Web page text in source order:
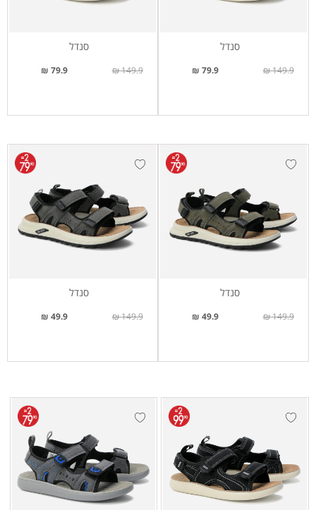
סנדל
79.9 ₪ 149.9 ₪
סנדל
79.9 ₪ 149.9 ₪
סנדל
49.9 ₪ 149.9 ₪
סנדל
49.9 ₪ 149.9 ₪